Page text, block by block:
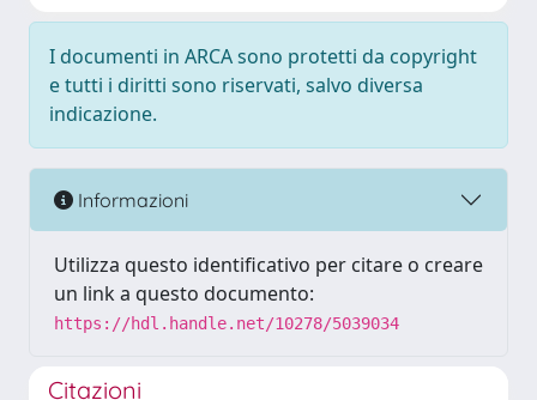
I documenti in ARCA sono protetti da copyright
e tutti i diritti sono riservati, salvo diversa
indicazione.
Informazioni
Utilizza questo identificativo per citare o creare
un link a questo documento:
https://hdl.handle.net/10278/5039034
Citazioni